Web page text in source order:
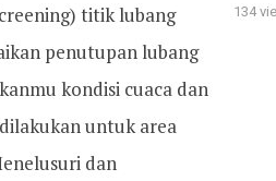
titik lubang
penutupan lubang
kondisi cuaca dan
untuk area
dan
134